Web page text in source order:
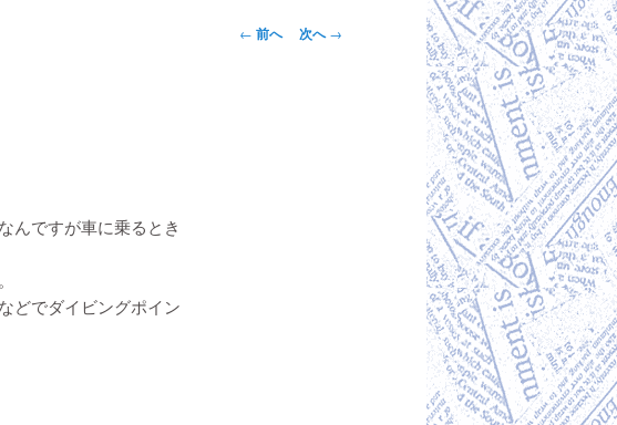
投稿ナビゲー
← 前へ 次へ→
んですが車に乗るとき
どでダイビングポイン